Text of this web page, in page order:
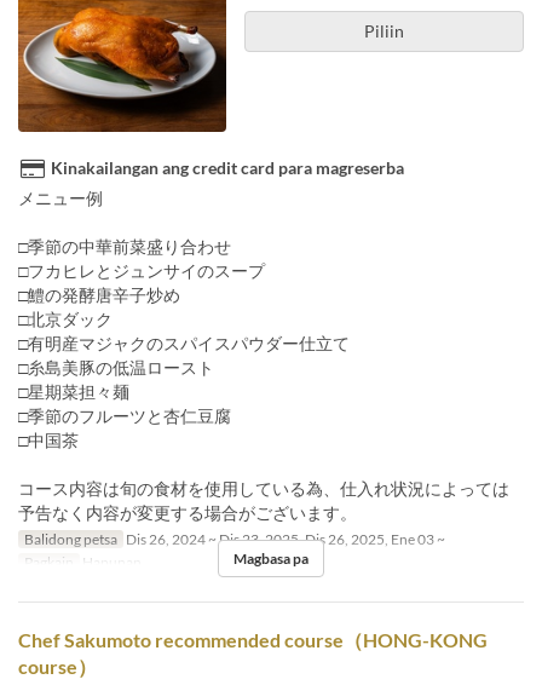
Piliin
Kinakailangan ang credit card para magreserba
メニュー例
□季節の中華前菜盛り合わせ
□フカヒレとジュンサイのスープ
□鱧の発酵唐辛子炒め
□北京ダック
□有明産マジャクのスパイスパウダー仕立て
□糸島美豚の低温ロースト
□星期菜担々麺
□季節のフルーツと杏仁豆腐
□中国茶
コース内容は旬の食材を使用している為、仕入れ状況によっては
予告なく内容が変更する場合がございます。
Balidong petsa Dis 26, 2024 ~ Dis 23, 2025, Dis 26, 2025, Ene 03 ~
Pagkain
Hapunan Magbasa pa
Chef Sakumoto recommended course（HONG-KONG
course）